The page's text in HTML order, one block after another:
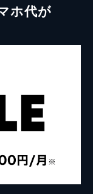
ホ代が